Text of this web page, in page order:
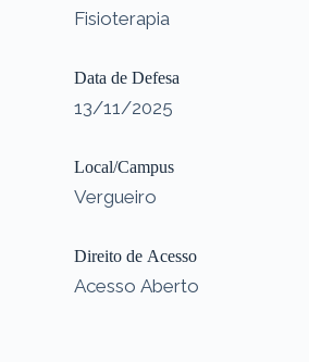
Fisioterapia
Data de Defesa
13/11/2025
Local/Campus
Vergueiro
Direito de Acesso
Acesso Aberto